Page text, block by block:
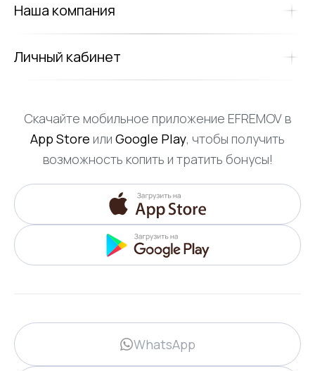
Наша компания
Личный кабинет
Скачайте мобильное приложение EFREMOV в
App Store или Google Play, чтобы получить
возможность копить и тратить бонусы!
WhatsApp